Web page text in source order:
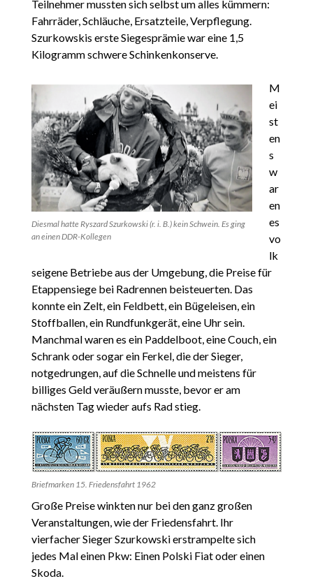
Teilnehmer mussten sich selbst um alles kümmern:
Fahrräder, Schläuche, Ersatzteile, Verpflegung.
Szurkowskis erste Siegesprämie war eine 1,5
Kilogramm schwere Schinkenkonserve.
Diesmal hatte Ryszard Szurkowski (r. i. B.) kein Schwein. Es ging
an einen DDR-Kollegen
M
ei
st
en
s
w
ar
en
es
vo
lk
seigene Betriebe aus der Umgebung, die Preise für
Etappensiege bei Radrennen beisteuerten. Das
konnte ein Zelt, ein Feldbett, ein Bügeleisen, ein
Stoffballen, ein Rundfunkgerät, eine Uhr sein.
Manchmal waren es ein Paddelboot, eine Couch, ein
Schrank oder sogar ein Ferkel, die der Sieger,
notgedrungen, auf die Schnelle und meistens für
billiges Geld veräußern musste, bevor er am
nächsten Tag wieder aufs Rad stieg.
Briefmarken 15. Friedensfahrt 1962
Große Preise winkten nur bei den ganz großen
Veranstaltungen, wie der Friedensfahrt. Ihr
vierfacher Sieger Szurkowski erstrampelte sich
jedes Mal einen Pkw: Einen Polski Fiat oder einen
Skoda.